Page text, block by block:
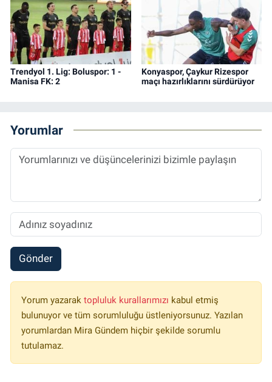
Trendyol 1. Lig: Boluspor: 1 -
Manisa FK: 2
Konyaspor, Çaykur Rizespor
maçı hazırlıklarını sürdürüyor
Yorumlar
Gönder
Yorum yazarak topluluk kurallarımızı kabul etmiş
bulunuyor ve tüm sorumluluğu üstleniyorsunuz. Yazılan
yorumlardan Mira Gündem hiçbir şekilde sorumlu
tutulamaz.